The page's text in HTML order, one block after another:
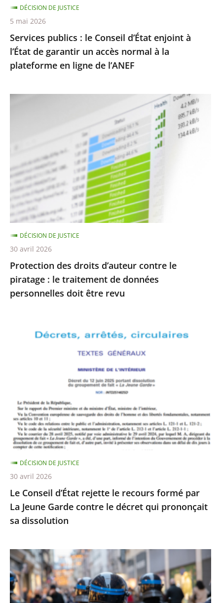
garantir
un
accès
normal
à
plateforme
Services publics : le Conseil d’État enjoint à
l’État de garantir un accès normal à la
plateforme en ligne de l’ANEF
DÉCISION DE JUSTICE
5 mai 2026
Protection
le
piratage
:
le
traitement
de
données
personnelles
doit
être
Protection des droits d’auteur contre le
piratage : le traitement de données
personnelles doit être revu
DÉCISION DE JUSTICE
30 avril 2026
Conseil
formé
par
La
Jeune
Garde
contre
le
décret
qui
sa
dissolution
Le Conseil d’État rejette le recours formé par
La Jeune Garde contre le décret qui prononçait
sa dissolution
DÉCISION DE JUSTICE
30 avril 2026
Identification
individuelle
des
policiers